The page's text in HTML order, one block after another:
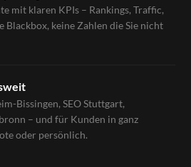
mit klaren KPIs – Rankings, Traffic,
Blackbox, keine Zahlen die Sie nicht
Bissingen, SEO Stuttgart,
– und für Kunden in ganz
oder persönlich.